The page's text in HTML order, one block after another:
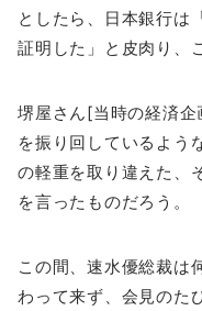
としたら、日本銀行は
証明した」と皮肉り、
堺屋さん[当時の経済
を振り回しているよう
の軽重を取り違えた、
を言ったものだろう。
この間、速水優総裁は
わって来ず、会見のた